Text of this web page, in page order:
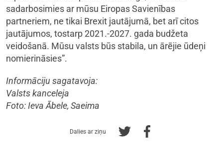
sadarbosimies ar mūsu Eiropas Savienības
partneriem, ne tikai Brexit jautājumā, bet arī citos
jautājumos, tostarp 2021.-2027. gada budžeta
veidošanā. Mūsu valsts būs stabila, un ārējie ūdeņi
nomierināsies”.
Informāciju sagatavoja:
Valsts kanceleja
Foto: Ieva Ābele, Saeima
Dalies ar ziņu